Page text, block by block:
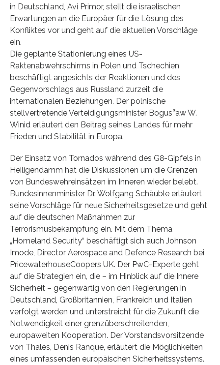
in Deutschland, Avi Primor, stellt die israelischen
Erwartungen an die Europäer für die Lösung des
Konfliktes vor und geht auf die aktuellen Vorschläge
ein.
Die geplante Stationierung eines US-
Raktenabwehrschirms in Polen und Tschechien
beschäftigt angesichts der Reaktionen und des
Gegenvorschlags aus Russland zurzeit die
internationalen Beziehungen. Der polnische
stellvertretende Verteidigungsminister Bogus³aw W.
Winid erläutert den Beitrag seines Landes für mehr
Frieden und Stabilität in Europa.
Der Einsatz von Tornados während des G8-Gipfels in
Heiligendamm hat die Diskussionen um die Grenzen
von Bundeswehreinsätzen im Inneren wieder belebt.
Bundesinnenminister Dr. Wolfgang Schäuble erläutert
seine Vorschläge für neue Sicherheitsgesetze und geht
auf die deutschen Maßnahmen zur
Terrorismusbekämpfung ein. Mit dem Thema
„Homeland Security“ beschäftigt sich auch Johnson
Imode, Director Aerospace and Defence Research bei
PricewaterhouseCoopers UK. Der PwC-Experte geht
auf die Strategien ein, die – im Hinblick auf die Innere
Sicherheit – gegenwärtig von den Regierungen in
Deutschland, Großbritannien, Frankreich und Italien
verfolgt werden und unterstreicht für die Zukunft die
Notwendigkeit einer grenzüberschreitenden,
europaweiten Kooperation. Der Vorstandsvorsitzende
von Thales, Denis Ranque, erläutert die Möglichkeiten
eines umfassenden europäischen Sicherheitssystems.